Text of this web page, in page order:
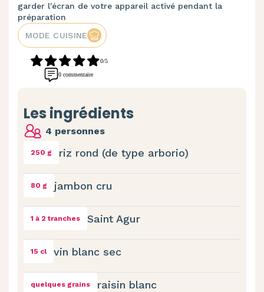
garder l'écran de votre appareil activé pendant la
préparation
MODE CUISINE
0/5
0 commentaire
Les ingrédients
4 personnes
250 g riz rond (de type arborio)
80 g jambon cru
1 à 2 tranches Saint Agur
15 cl vin blanc sec
quelques grains raisin blanc